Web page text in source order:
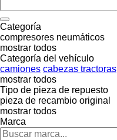
Categoría
compresores neumáticos
mostrar todos
Categoría del vehículo
camiones cabezas tractoras
mostrar todos
Tipo de pieza de repuesto
pieza de recambio original
mostrar todos
Marca